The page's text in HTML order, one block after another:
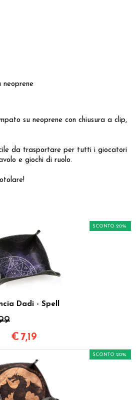
neoprene
su neoprene con chiusura a clip,
da trasportare per tutti i giocatori
e giochi di ruolo.
Dadi - Spell
SCONTO 20%
€ 7,19
SCONTO 20%